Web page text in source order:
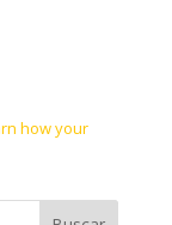
how your